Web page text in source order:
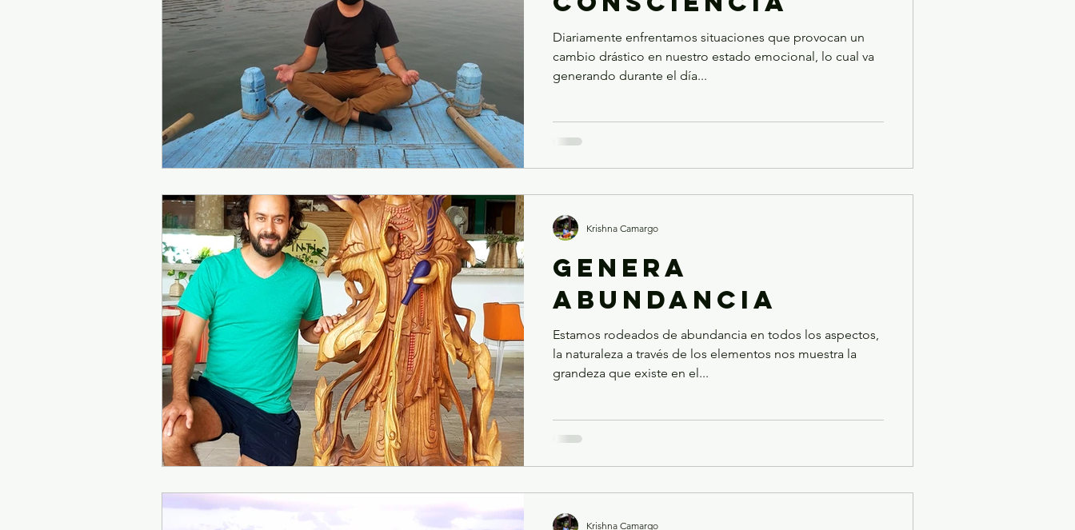
Diariamente enfrentamos situaciones que provocan un
cambio drástico en nuestro estado emocional, lo cual va
generando durante el día...
GENERA
ABUNDANCIA
Estamos rodeados de abundancia en todos los aspectos,
la naturaleza a través de los elementos nos muestra la
grandeza que existe en el...
Krishna Camargo
Krishna Camargo